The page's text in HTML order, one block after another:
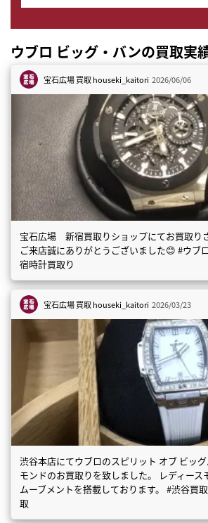
ウブロ ビッグ・バンの買取実
宝石広場 買取houseki_kaitori 2026/06/06
宝石広場 新宿買取りショップにてお買取り
ご来店誠にありがとうございました😊 #ウ
宿時計買取り
宝石広場 買取houseki_kaitori 2026/03/23
渋谷本店にてウブロのスピリット オブ ビッ
モンドのお買取りを致しました。 レディー
ムーブメントを搭載しております。 #渋谷買
取